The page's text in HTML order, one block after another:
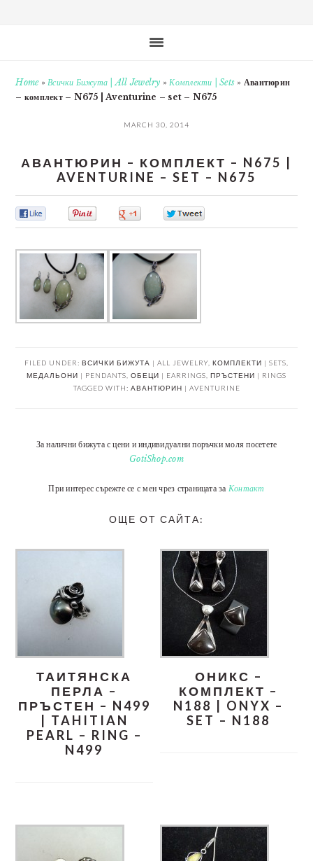
Home»Всички Бижута | All Jewelry »Комплекти | Sets » Авантюрин
– комплект – N675 | Aventurine – set – N675
MARCH 30, 2014
АВАНТЮРИН – КОМПЛЕКТ – N675 |
AVENTURINE – SET – N675
FILED UNDER: ВСИЧКИ БИЖУТА | ALL JEWELRY КОМПЛЕКТИ | SETS
МЕДАЛЬОНИ | PENDANTS ОБЕЦИ | EARRINGS ПРЪСТЕНИ | RINGS
TAGGED WITH: АВАНТЮРИН | AVENTURINE
За налични бижута с цени и индивидуални поръчки моля посетете
GotiShop.com
При интерес сърежте се с мен чрез страницата за Контакт
ОЩЕ ОТ САЙТА:
ТАИТЯНСКА
ПЕРЛА –
ПРЪСТЕН – N499
| TAHITIAN
PEARL – RING –
N499
ОНИКС –
КОМПЛЕКТ –
N188 | ONYX –
SET – N188